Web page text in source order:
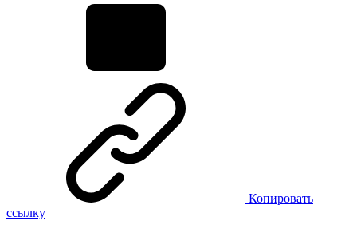
Копировать
ссылку